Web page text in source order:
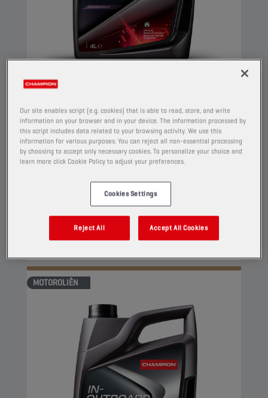
CHAMPION
4T 10W30
PRODUCT: 1925
Dit is een semi-synthetische motorolie voor 4-
taktmotoren, die voldoet aan de vereisten van
molybdeen/zink-technologie dat slijtage
tegengaat en biedt een gedegen bescherming
tegen corrosie.
Bekijk
MOTOROLIËN
Our site enables script (e.g. cookies) that is able to read, store, and write
information on your browser and in your device. The information processed by
this script includes data related to your browsing activity. We use this
information for various purposes. You can reject all non-essential processing
by choosing to accept only necessary cookies. To personalize your choice and
learn more click Cookie Policy to adjust your preferences.
Cookies Settings
Reject All Accept All Cookies